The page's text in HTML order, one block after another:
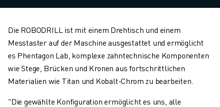
Die ROBODRILL ist mit einem Drehtisch und einem
Messtaster auf der Maschine ausgestattet und ermöglicht
es Phentagon Lab, komplexe zahntechnische Komponenten
wie Stege, Brücken und Kronen aus fortschrittlichen
Materialien wie Titan und Kobalt-Chrom zu bearbeiten.
"Die gewählte Konfiguration ermöglicht es uns, alle